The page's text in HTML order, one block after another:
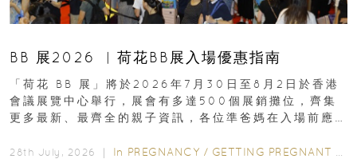
BB 展2026 ︳荷花BB展入場優惠指南
「荷花 BB 展」將於2026年7月30日至8月2日於香港
會議展覽中心舉行，展會有多達500個展銷攤位，齊集
更多最新、最齊全的親子資訊，各位準爸媽在入場前應
28th July, 2026 ｜ In PREGNANCY / GETTING PREGNANT